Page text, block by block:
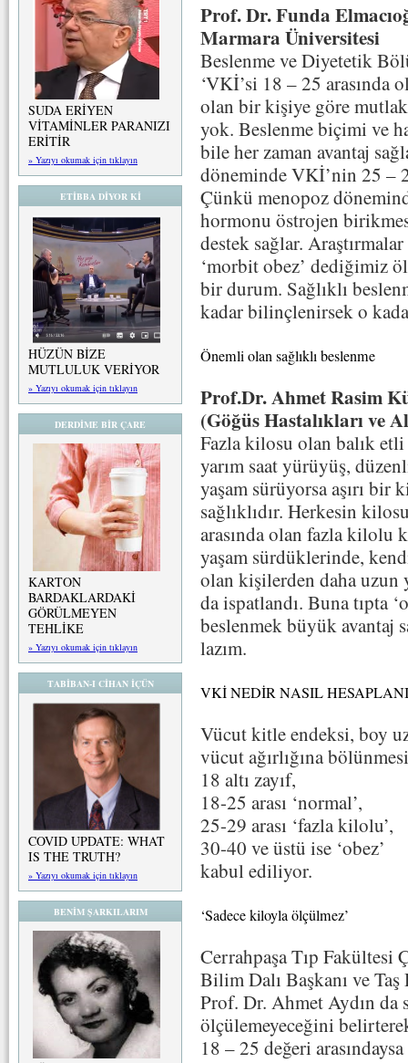
SUDA ERİYEN
VİTAMİNLER PARANIZI
ERİTİR
» Yazıyı okumak için tıklayın
ETİBBA DİYOR Kİ
HÜZÜN BİZE
MUTLULUK VERİYOR
» Yazıyı okumak için tıklayın
DERDİME BİR ÇARE
KARTON
BARDAKLARDAKİ
GÖRÜLMEYEN
TEHLİKE
» Yazıyı okumak için tıklayın
TABİBAN-I CİHAN İÇÜN
COVID UPDATE: WHAT
IS THE TRUTH?
» Yazıyı okumak için tıklayın
BENİM ŞARKILARIM
Prof. Dr. Funda
Marmara Üniversitesi
Beslenme ve Diyetetik
‘VKİ’si 18 – 25 arasında
olan bir kişiye göre
yok. Beslenme biçimi ve
bile her zaman avantaj
döneminde VKİ’nin 25 –
Çünkü menopoz
hormonu östrojen
destek sağlar.
‘morbit obez’ dediğimiz
bir durum. Sağlıklı
kadar bilinçlenirsek o
Önemli olan sağlıklı beslenme
Prof.Dr. Ahmet Rasim
(Göğüs Hastalıkları ve
Fazla kilosu olan balık
yarım saat yürüyüş,
yaşam sürüyorsa aşırı bir
sağlıklıdır. Herkesin
arasında olan fazla kilolu
yaşam sürdüklerinde,
olan kişilerden daha uzun
da ispatlandı. Buna tıpta
beslenmek büyük avantaj
lazım.
VKİ NEDİR NASIL
Vücut kitle endeksi, boy
vücut ağırlığına
18 altı zayıf,
18-25 arası ‘normal’,
25-29 arası ‘fazla kilolu’,
30-40 ve üstü ise ‘obez’
kabul ediliyor.
‘Sadece kiloyla ölçülmez’
Cerrahpaşa Tıp Fakültesi
Bilim Dalı Başkanı ve
Prof. Dr. Ahmet Aydın da
ölçülemeyeceğini
18 – 25 değeri